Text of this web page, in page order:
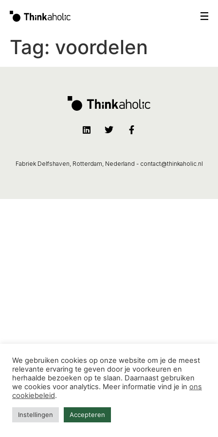
Tag: voordelen
Fabriek Delfshaven, Rotterdam, Nederland - contact@thinkaholic.nl
We gebruiken cookies op onze website om je de meest
relevante ervaring te geven door je voorkeuren en
herhaalde bezoeken op te slaan. Daarnaast gebruiken
we cookies voor analytics. Meer informatie vind je in ons
cookiebeleid.
Instellingen Accepteren